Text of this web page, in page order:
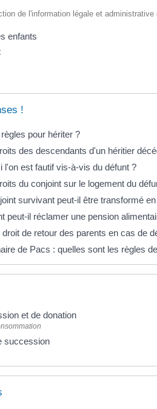
de l'information légale et administrative
enfants
!
pour hériter ?
des descendants d'un héritier
l'on est fautif vis-à-vis du défunt ?
du conjoint sur le logement du
survivant peut-il être transformé
peut-il réclamer une pension
de retour des parents en cas de
de Pacs : quelles sont les règles
et de donation
succession